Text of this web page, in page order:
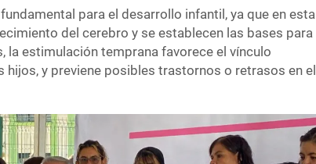
para el desarrollo infantil, ya que en esta
del cerebro y se establecen las bases para
la estimulación temprana favorece el vínculo
y previene posibles trastornos o retrasos en el